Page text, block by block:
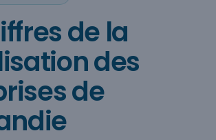
de la
des
de